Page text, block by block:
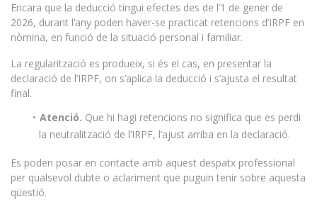
Encara que la deducció tingui efectes des de l’1 de gener de
2026, durant l’any poden haver-se practicat retencions d’IRPF en
nòmina, en funció de la situació personal i familiar.
La regularització es produeix, si és el cas, en presentar la
declaració de l’IRPF, on s’aplica la deducció i s’ajusta el resultat
final.
Atenció. Que hi hagi retencions no significa que es perdi
la neutralització de l’IRPF, l’ajust arriba en la declaració.
Es poden posar en contacte amb aquest despatx professional
per qualsevol dubte o aclariment que puguin tenir sobre aquesta
qüestió.